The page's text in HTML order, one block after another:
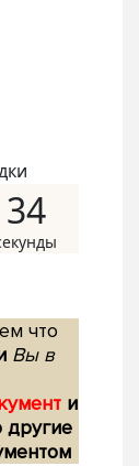
34
что
Вы в
и
другие